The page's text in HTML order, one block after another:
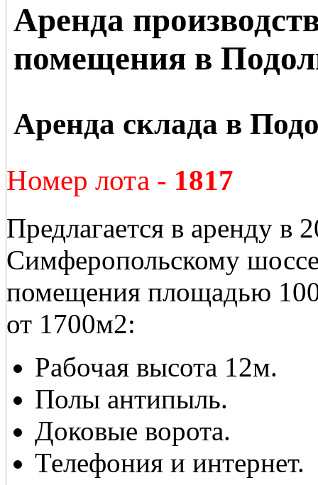
Аренда
помещения в
Аренда склада в
Номер лота - 1817
Предлагается в аренду
Симферопольскому
помещения площадью
от 1700м2:
Рабочая высота 12м.
Полы антипыль.
Доковые ворота.
Телефония и интернет.